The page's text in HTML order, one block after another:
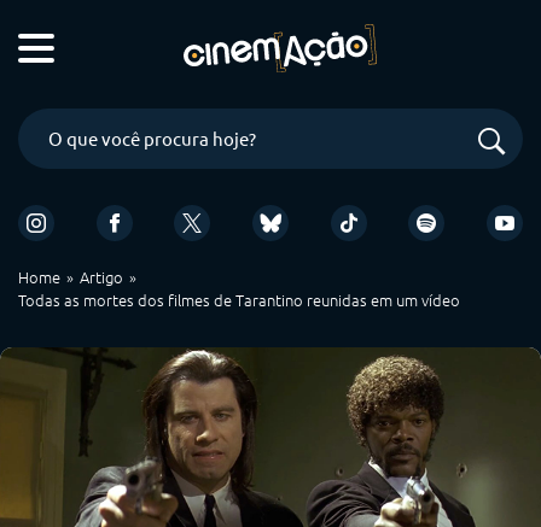
Home
Artigo
Todas as mortes dos filmes de Tarantino reunidas em um vídeo